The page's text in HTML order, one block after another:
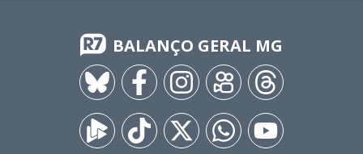
BALANÇO GERAL MG